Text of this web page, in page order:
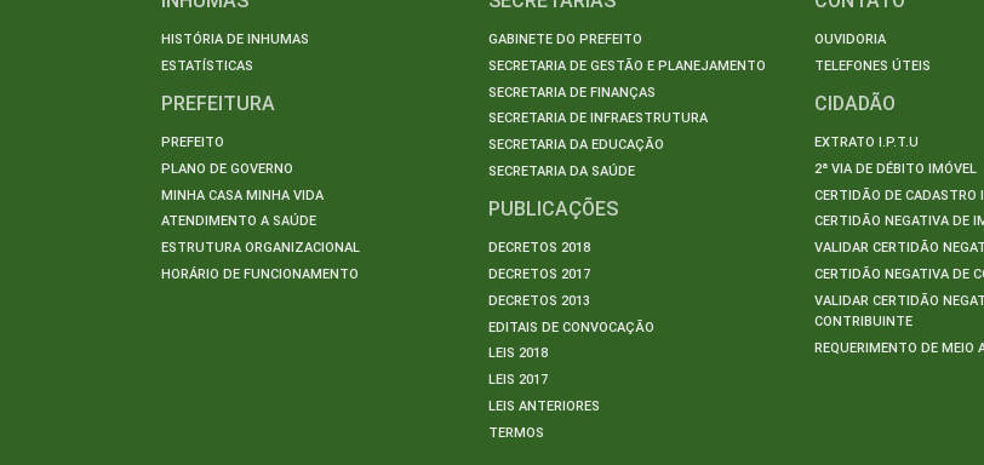
HISTÓRIA DE INHUMAS
ESTATÍSTICAS
PREFEITURA
PREFEITO
PLANO DE GOVERNO
MINHA CASA MINHA VIDA
ATENDIMENTO A SAÚDE
ESTRUTURA ORGANIZACIONAL
HORÁRIO DE FUNCIONAMENTO
GABINETE DO PREFEITO
SECRETARIA DE GESTÃO E PLANEJAMENTO
SECRETARIA DE FINANÇAS
SECRETARIA DE INFRAESTRUTURA
SECRETARIA DA EDUCAÇÃO
SECRETARIA DA SAÚDE
PUBLICAÇÕES
DECRETOS 2018
DECRETOS 2017
DECRETOS 2013
EDITAIS DE CONVOCAÇÃO
LEIS 2018
LEIS 2017
LEIS ANTERIORES
TERMOS
OUVIDORIA
TELEFONES ÚTEIS
CIDADÃO
EXTRATO I.P.T.U
2ª VIA DE DÉBITO IMÓVEL
CERTIDÃO DE CADASTRO
CERTIDÃO NEGATIVA DE
VALIDAR CERTIDÃO
CERTIDÃO NEGATIVA DE
VALIDAR CERTIDÃO
CONTRIBUINTE
REQUERIMENTO DE MEIO